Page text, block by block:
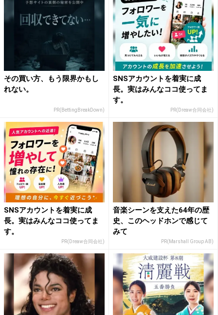
その買い方、もう限界かもし
れない。
PR(BettingBreakDown)
SNSアカウントを着実に成
長。実はみんなココ使ってま
す。
PR(Dreaw合同会社)
SNSアカウントを着実に成
長。実はみんなココ使ってま
す。
PR(Dreaw合同会社)
音楽シーンを支えた64年の歴
史、このヘッドホンで感じて
みて
PR(Marshall Group AB)